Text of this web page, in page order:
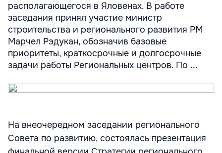
располагающегося в Яловенах. В работе
заседания принял участие министр
строительства и регионального развития РМ
Марчел Рэдукан, обозначив базовые
приоритеты, краткосрочные и долгосрочные
задачи работы Региональных центров. По ...
На внеочередном заседании регионального
Совета по развитию, состоялась презентация